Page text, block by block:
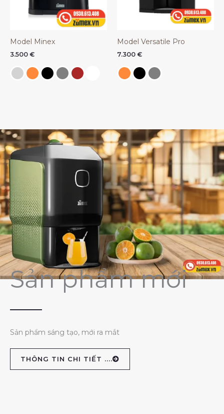
Model Minex
3.500 €
Model Versatile Pro
7.300 €
Sản phẩm mới
Sản phẩm sáng tạo, mới ra mắt
THÔNG TIN CHI TIẾT ....